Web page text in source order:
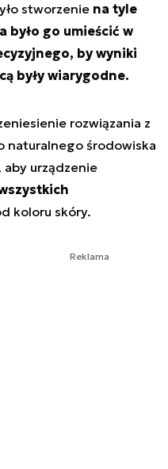
stworzenie na tyle
było go umieścić w
by wyniki
były wiarygodne.
rozwiązania z
naturalnego środowiska
aby urządzenie
koloru skóry.
Reklama